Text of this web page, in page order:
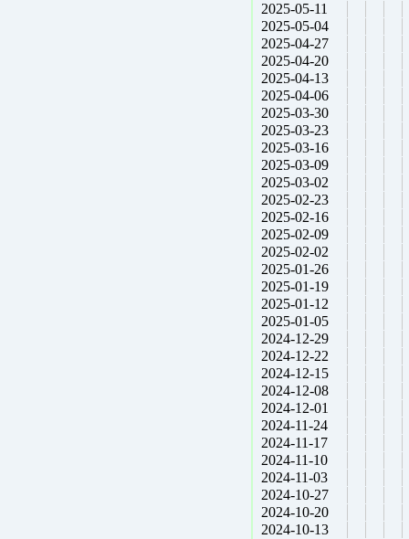
2025-05-11
2025-05-04
2025-04-27
2025-04-20
2025-04-13
2025-04-06
2025-03-30
2025-03-23
2025-03-16
2025-03-09
2025-03-02
2025-02-23
2025-02-16
2025-02-09
2025-02-02
2025-01-26
2025-01-19
2025-01-12
2025-01-05
2024-12-29
2024-12-22
2024-12-15
2024-12-08
2024-12-01
2024-11-24
2024-11-17
2024-11-10
2024-11-03
2024-10-27
2024-10-20
2024-10-13